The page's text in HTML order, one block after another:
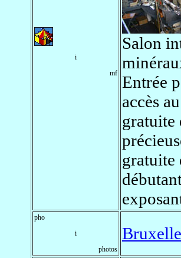
i
mf
Salon
Entrée
accès
gratuite
gratuite
pho
i
photos